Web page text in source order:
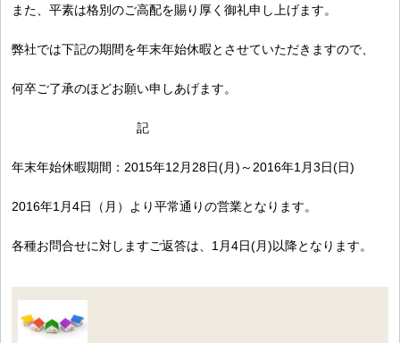
また、平素は格別のご高配を賜り厚く御礼申し上げます。
弊社では下記の期間を年末年始休暇とさせていただきますので、
何卒ご了承のほどお願い申しあげます。
記
年末年始休暇期間：2015年12月28日(月)～2016年1月3日(日)
2016年1月4日（月）より平常通りの営業となります。
各種お問合せに対しますご返答は、1月4日(月)以降となります。